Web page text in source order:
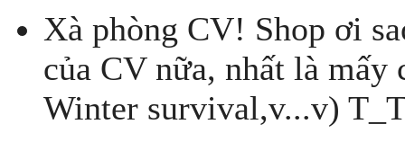
Xà phòng CV! Shop ơi
của CV nữa, nhất là
Winter survival,v...v)